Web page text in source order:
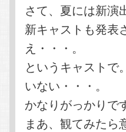
さて、夏には新演
新キャストも発表
え・・・。
というキャストで
いない・・・。
かなりがっかりで
まあ、観てみたら